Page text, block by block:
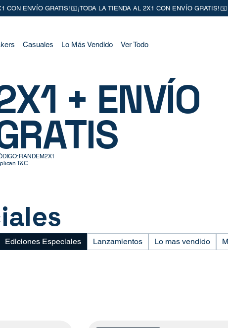
Ver Todo
Lo Más Vendido
Casuales
+ ENVÍO
RANDEM2X1
T&C
Ediciones Especiales Lanzamientos Lo mas vendido